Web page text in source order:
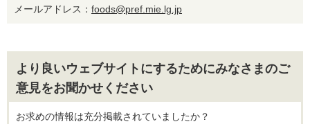
メールアドレス： foods@pref.mie.lg.jp
より良いウェブサイトにするためにみなさまのご
意見をお聞かせください
お求めの情報は充分掲載されていましたか？